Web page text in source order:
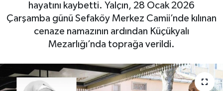
hayatını kaybetti. Yalçın, 28 Ocak 2026
Çarşamba günü Sefaköy Merkez Camii’nde kılınan
cenaze namazının ardından Küçükyalı
Mezarlığı’nda toprağa verildi.